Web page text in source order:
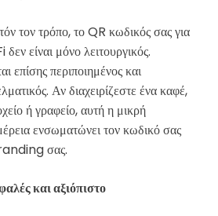
τον τρόπο, το QR κωδικός σας για
δεν είναι μόνο λειτουργικός.
επίσης περιποιημένος και
Αν διαχειρίζεστε ένα καφέ,
ή γραφείο, αυτή η μικρή
ενσωματώνει τον κωδικό σας
σας.
και αξιόπιστο